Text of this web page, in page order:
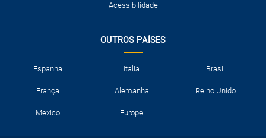
Acessibilidade
OUTROS PAÍSES
Espanha Italia Brasil
França Alemanha Reino Unido
Mexico Europe